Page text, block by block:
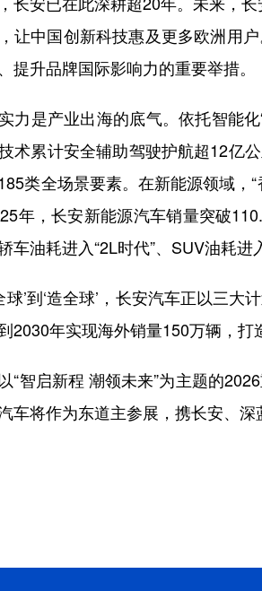
让中国创新科技惠及更多欧洲用
提升品牌国际影响力的重要举措。
是产业出海的底气。依托智能化
术累计安全辅助驾驶护航超12亿
类全场景要素。在新能源领域，
年，长安新能源汽车销量突破
车油耗进入“2L时代”、SUV油耗进
’到‘造全球’，长安汽车正以三大
2030年实现海外销量150万辆，打
启新程 潮领未来”为主题的
车将作为东道主参展，携长安、